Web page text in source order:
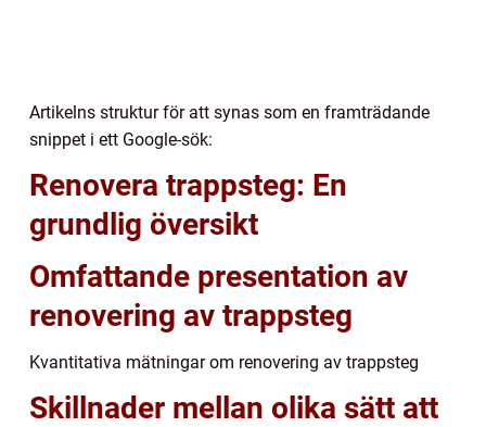
Artikelns struktur för att synas som en framträdande
snippet i ett Google-sök:
Renovera trappsteg: En
grundlig översikt
Omfattande presentation av
renovering av trappsteg
Kvantitativa mätningar om renovering av trappsteg
Skillnader mellan olika sätt att